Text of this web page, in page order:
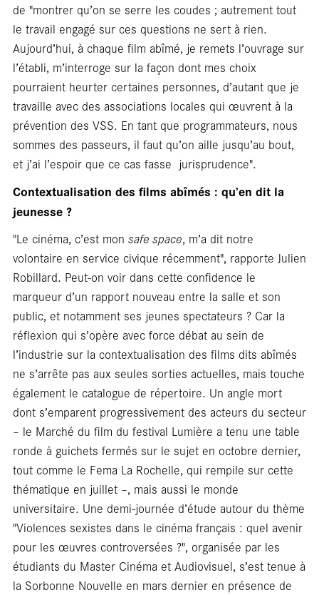
de "montrer qu’on se serre les coudes ; autrement tout
le travail engagé sur ces questions ne sert à rien.
Aujourd’hui, à chaque film abîmé, je remets l’ouvrage sur
l’établi, m’interroge sur la façon dont mes choix
pourraient heurter certaines personnes, d’autant que je
travaille avec des associations locales qui œuvrent à la
prévention des VSS. En tant que programmateurs, nous
sommes des passeurs, il faut qu’on aille jusqu’au bout,
et j’ai l’espoir que ce cas fasse ­ jurisprudence".
Contextualisation des films abîmés : qu’en dit la
jeunesse ?
"Le cinéma, c’est mon safe space, m’a dit notre
volontaire en service civique récemment", rapporte Julien
Robillard. Peut-on voir dans cette confidence le
marqueur d’un rapport nouveau entre la salle et son
public, et notamment ses jeunes spectateurs ? Car la
réflexion qui s’opère avec force débat au sein de
l’industrie sur la contextualisation des films dits abîmés
ne s’arrête pas aux seules sorties actuelles, mais touche
également le catalogue de répertoire. Un angle mort
dont s’emparent progressivement des acteurs du secteur
– le Marché du film du festival Lumière a tenu une table
ronde à guichets fermés sur le sujet en octobre dernier,
tout comme le Fema La Rochelle, qui rempile sur cette
thématique en juillet –, mais aussi le monde
universitaire. Une demi-journée d’étude autour du thème
"Violences sexistes dans le cinéma français : quel avenir
pour les œuvres controversées ?", organisée par les
étudiants du Master Cinéma et Audiovisuel, s’est tenue à
la Sorbonne Nouvelle en mars dernier en présence de